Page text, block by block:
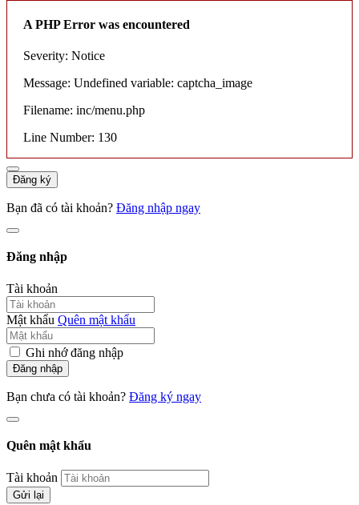
A PHP Error was encountered
Severity: Notice
Message: Undefined variable: captcha_image
Filename: inc/menu.php
Line Number: 130
Đăng ký
Bạn đã có tài khoản? Đăng nhập ngay
Đăng nhập
Tài khoản
Mật khẩu Quên mật khẩu
Ghi nhớ đăng nhập
Đăng nhập
Bạn chưa có tài khoản? Đăng ký ngay
Quên mật khẩu
Tài khoản
Gửi lại